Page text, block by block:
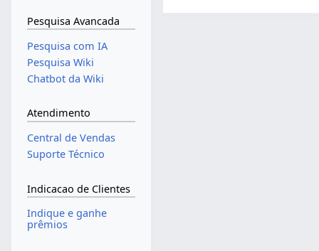
Pesquisa Avancada
Pesquisa com IA
Pesquisa Wiki
Chatbot da Wiki
Atendimento
Central de Vendas
Suporte Técnico
Indicacao de Clientes
Indique e ganhe
prêmios